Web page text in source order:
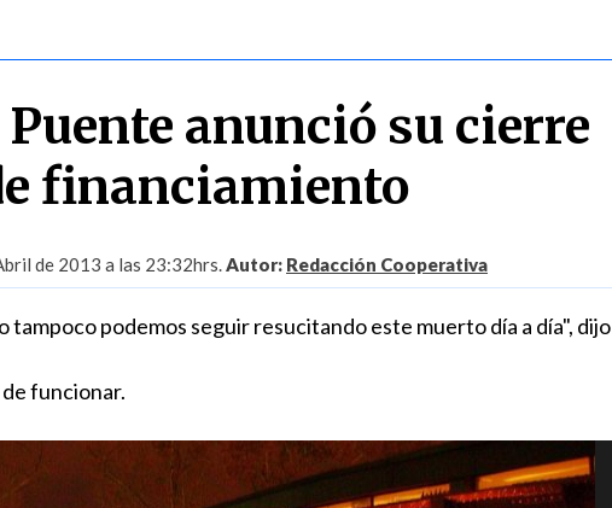
anunció su cierre
financiamiento
de 2013 a las 23:32hrs.Autor: Redacción Cooperativa
tampoco podemos seguir resucitando este muerto día a día", dijo
funcionar.